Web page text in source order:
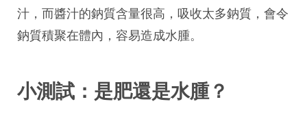
汁，而醬汁的鈉質含量很高，吸收太多鈉質，會令
鈉質積聚在體內，容易造成水腫。
小測試：是肥還是水腫？